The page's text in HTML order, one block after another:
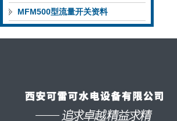
ZX100PSR400技术参数
MFM500型流量开关资料